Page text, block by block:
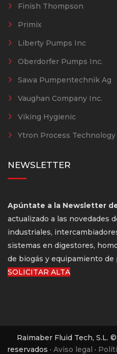
Finish Thompson
Primix
Liberty Pumps Inc
Oberdorfer Pumps Inc.
Sawa Pumpentechnik Ag
Vaughan Company Inc.
Viking Hygienic
Ytron Process Technology
NEWSLETTER
Apúntate a la Newsletter
actualizado a las novedades
industriales,
sistemas en digestores,
de biogás y equipamiento de
SOLICITAR ALTA
Raimaber Fluid Tech, S.L.
reservados · Aviso legal ·